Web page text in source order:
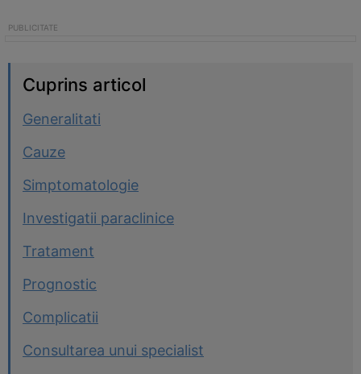
Cuprins articol
Generalitati
Cauze
Simptomatologie
Investigatii paraclinice
Tratament
Prognostic
Complicatii
Consultarea unui specialist